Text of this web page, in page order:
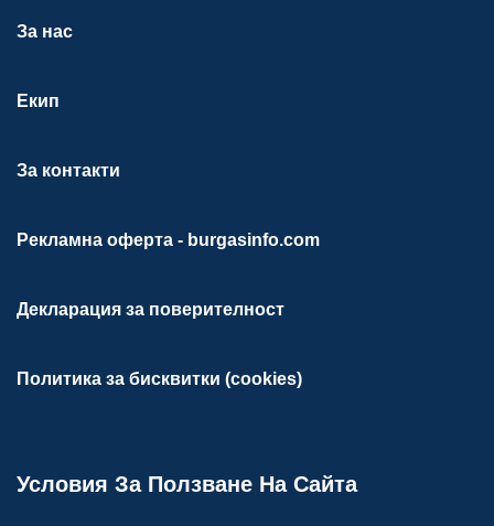
За нас
Екип
За контакти
Рекламна оферта - burgasinfo.com
Декларация за поверителност
Политика за бисквитки (cookies)
Условия За Ползване На Сайта